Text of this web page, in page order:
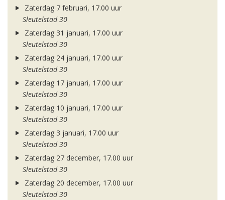
Zaterdag 7 februari, 17.00 uur
Sleutelstad 30
Zaterdag 31 januari, 17.00 uur
Sleutelstad 30
Zaterdag 24 januari, 17.00 uur
Sleutelstad 30
Zaterdag 17 januari, 17.00 uur
Sleutelstad 30
Zaterdag 10 januari, 17.00 uur
Sleutelstad 30
Zaterdag 3 januari, 17.00 uur
Sleutelstad 30
Zaterdag 27 december, 17.00 uur
Sleutelstad 30
Zaterdag 20 december, 17.00 uur
Sleutelstad 30